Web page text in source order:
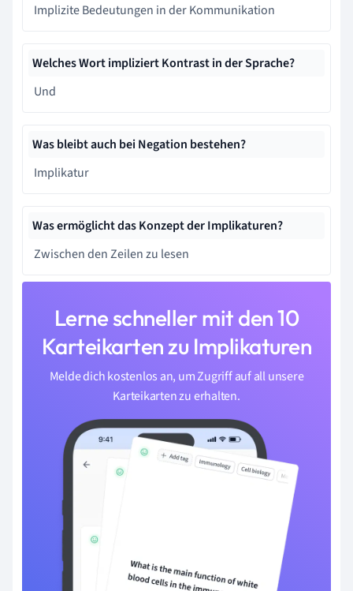
Implizite Bedeutungen in der Kommunikation
Welches Wort impliziert Kontrast in der Sprache?
Und
Was bleibt auch bei Negation bestehen?
Implikatur
Was ermöglicht das Konzept der Implikaturen?
Zwischen den Zeilen zu lesen
Lerne schneller mit den 10
Karteikarten zu Implikaturen
Melde dich kostenlos an, um Zugriff auf all unsere
Karteikarten zu erhalten.